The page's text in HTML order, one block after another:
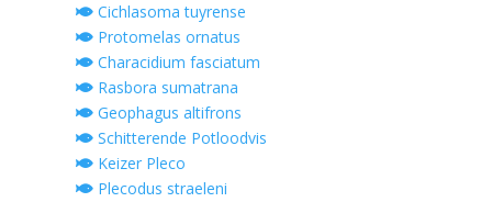
Cichlasoma tuyrense
Protomelas ornatus
Characidium fasciatum
Rasbora sumatrana
Geophagus altifrons
Schitterende Potloodvis
Keizer Pleco
Plecodus straeleni